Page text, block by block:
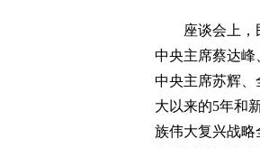
座谈会上
中央主席蔡达
中央主席苏辉
大以来的5年和
族伟大复兴战略